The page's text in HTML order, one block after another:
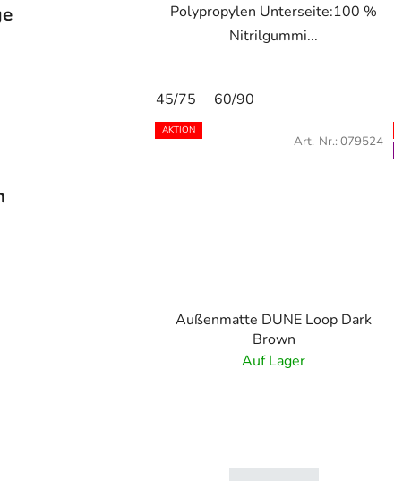
Polypropylen Unterseite:100 %
Nitrilgummi...
45/75 60/90
AKTION
Außenmatte DUNE Loop Dark
Brown
Auf Lager
Art.-Nr.: 079524